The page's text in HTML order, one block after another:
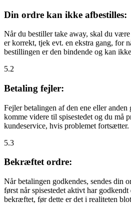
Din ordre kan ikke afbestilles:
Når du bestiller take away, skal du
er korrekt, tjek evt. en ekstra gang, for
bestillingen er den bindende og kan
5.2
Betaling fejler:
Fejler betalingen af den ene eller
komme videre til spisestedet og du må
kundeservice, hvis problemet fortsætter.
5.3
Bekræftet ordre:
Når betalingen godkendes, sendes din
først når spisestedet aktivt har
bekræftet, før dette er det i realiteten